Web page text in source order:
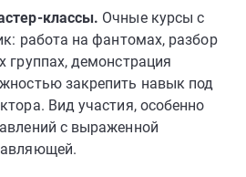
классы. Очные курсы с
работа на фантомах, разбор
группах, демонстрация
закрепить навык под
Вид участия, особенно
с выраженной